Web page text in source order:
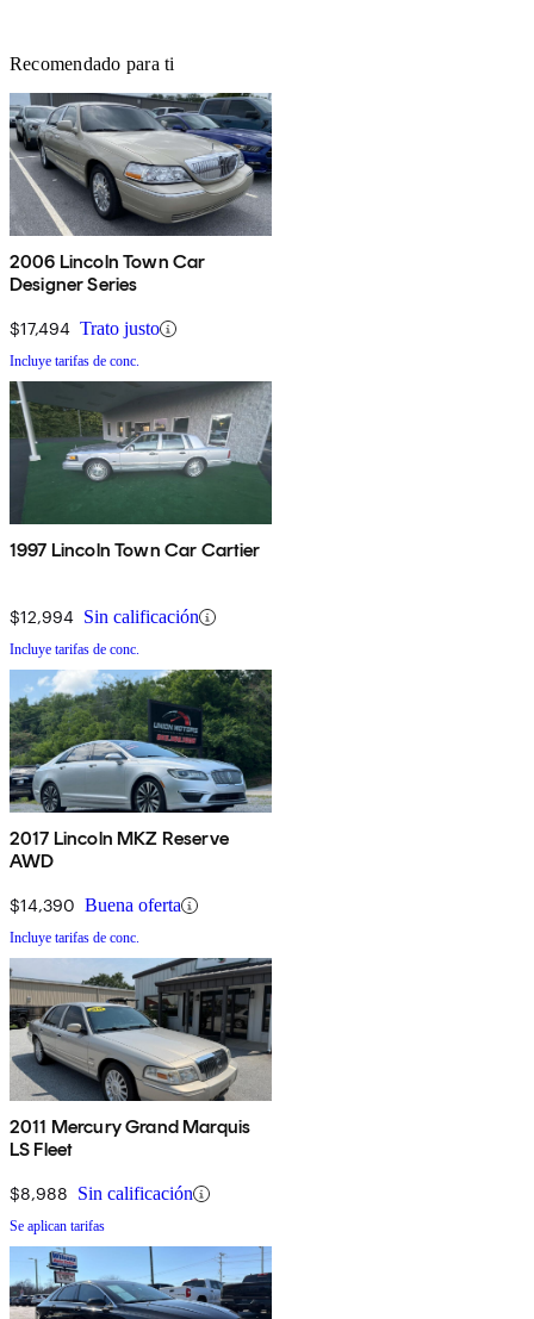
Recomendado para ti
2006 Lincoln Town Car
Designer Series
$17,494 Trato justo
Incluye tarifas de conc.
1997 Lincoln Town Car Cartier
$12,994 Sin calificación
Incluye tarifas de conc.
2017 Lincoln MKZ Reserve
AWD
$14,390 Buena oferta
Incluye tarifas de conc.
2011 Mercury Grand Marquis
LS Fleet
$8,988 Sin calificación
Se aplican tarifas